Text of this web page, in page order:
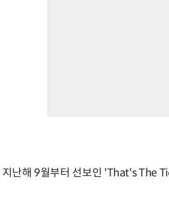
난해 9월부터 선보인 'That's The